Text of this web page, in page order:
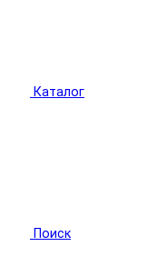
Каталог
Поиск